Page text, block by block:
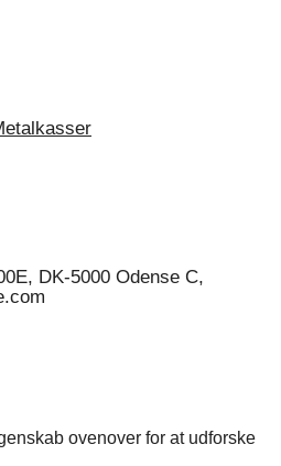
DK-5000 Odense C,
ovenover for at udforske